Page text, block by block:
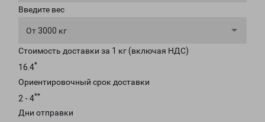
Введите вес
От 3000 кг
Стоимость доставки за 1 кг (включая НДС)
16.4*
Ориентировочный срок доставки
2 - 4**
Дни отправки